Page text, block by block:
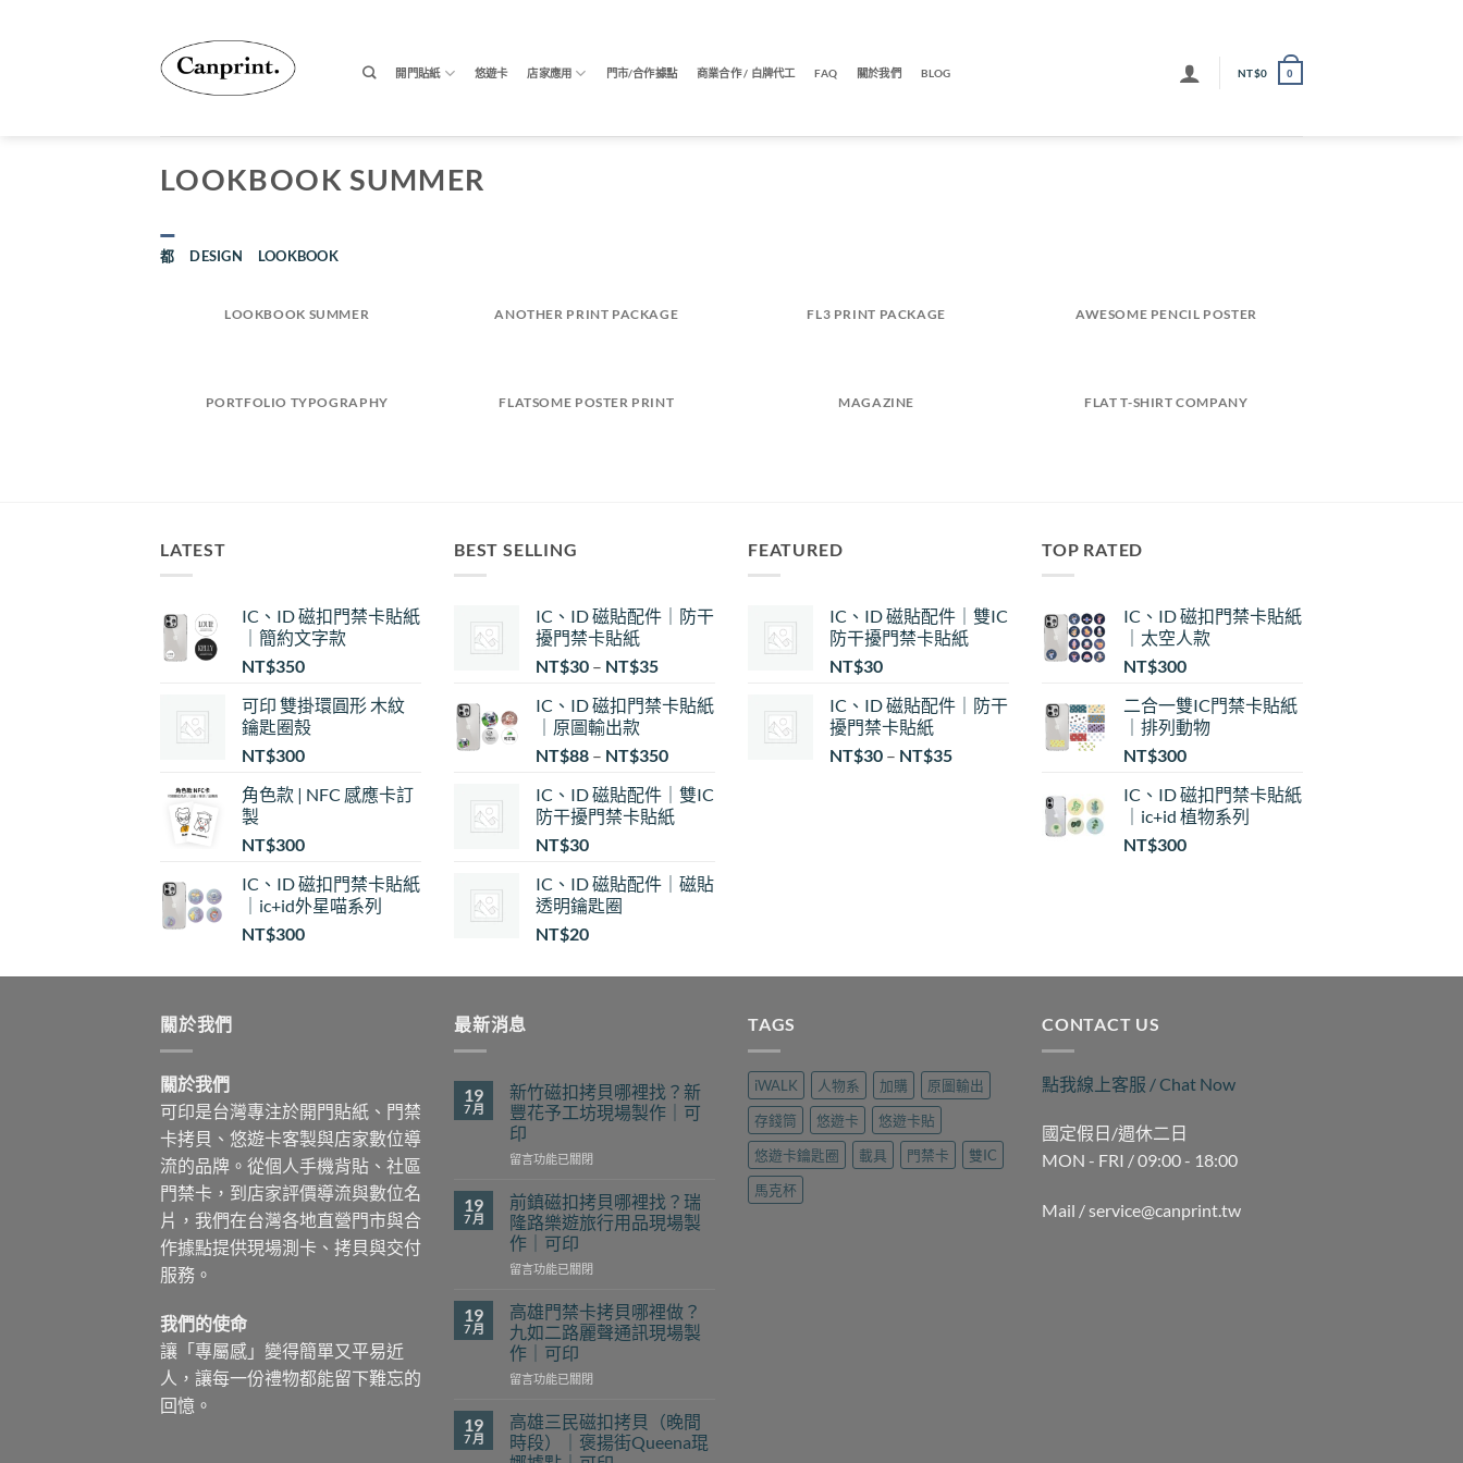
開門貼紙 悠遊卡 店家應用 門市/合作據點 商業合作 / 白牌代工 FAQ 關於我們 BLOG NT$0 0
LOOKBOOK SUMMER
都 DESIGN LOOKBOOK
LOOKBOOK SUMMER ANOTHER PRINT PACKAGE FL3 PRINT PACKAGE AWESOME PENCIL POSTER
PORTFOLIO TYPOGRAPHY FLATSOME POSTER PRINT MAGAZINE FLAT T-SHIRT COMPANY
LATEST
IC、ID 磁扣門禁卡貼紙
｜簡約文字款
NT$350
可印 雙掛環圓形 木紋
鑰匙圈殼
NT$300
角色款 | NFC 感應卡訂
製
NT$300
IC、ID 磁扣門禁卡貼紙
｜ic+id外星喵系列
NT$300
BEST SELLING
IC、ID 磁貼配件｜防干
擾門禁卡貼紙
NT$30 – NT$35價
範
NT$30
NT$35
IC、ID 磁扣門禁卡貼紙
｜原圖輸出款
NT$88 – NT$350
IC、ID 磁貼配件｜雙IC
防干擾門禁卡貼紙
NT$30
IC、ID 磁貼配件｜磁貼
透明鑰匙圈
NT$20
FEATURED
IC、ID 磁貼配件｜雙IC
防干擾門禁卡貼紙
NT$30
IC、ID 磁貼配件｜防干
擾門禁卡貼紙
NT$30 – NT$35價
TOP RATED
IC、ID 磁扣門禁卡貼紙
｜太空人款
NT$300
二合一雙IC門禁卡貼紙
｜排列動物
NT$300
IC、ID 磁扣門禁卡貼紙
｜ic+id 植物系列
NT$300
關於我們
關於我們
可印是台灣專注於開門貼紙、門禁
卡拷貝、悠遊卡客製與店家數位導
流的品牌。從個人手機背貼、社區
門禁卡，到店家評價導流與數位名
片，我們在台灣各地直營門市與合
作據點提供現場測卡、拷貝與交付
服務。
我們的使命
讓「專屬感」變得簡單又平易近
人，讓每一份禮物都能留下難忘的
回憶。
最新消息
19
7 月
新竹磁扣拷貝哪裡找？新
豐花予工坊現場製作｜可
印
在
竹
磁
扣
拷
貝
裡
找？
新
豐
花
工
坊
現
留言功能已關閉
19
7 月
前鎮磁扣拷貝哪裡找？瑞
隆路樂遊旅行用品現場製
作｜可印
在
鎮
磁
扣
拷
貝
裡
找？
瑞
留言功能已關閉
19
7 月
高雄門禁卡拷貝哪裡做？
九如二路麗聲通訊現場製
作｜可印
在
雄
門
禁
留言功能已關閉
19
7 月
高雄三民磁扣拷貝（晚間
時段）｜褒揚街Queena琨
TAGS
iWALK 人物系 加購
原圖輸出
存錢筒
悠遊卡
悠遊卡貼
悠遊卡鑰匙圈
載具 門禁卡
雙IC
馬克杯
CONTACT US
點我線上客服 / Chat Now
國定假日/週休二日
MON - FRI / 09:00 - 18:00
Mail / service@canprint.tw